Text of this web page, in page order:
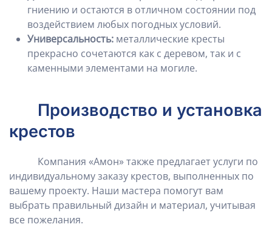
гниению и остаются в отличном состоянии под
воздействием любых погодных условий.
Универсальность: металлические кресты
прекрасно сочетаются как с деревом, так и с
каменными элементами на могиле.
Производство и установка
крестов
Компания «Амон» также предлагает услуги по
индивидуальному заказу крестов, выполненных по
вашему проекту. Наши мастера помогут вам
выбрать правильный дизайн и материал, учитывая
все пожелания.